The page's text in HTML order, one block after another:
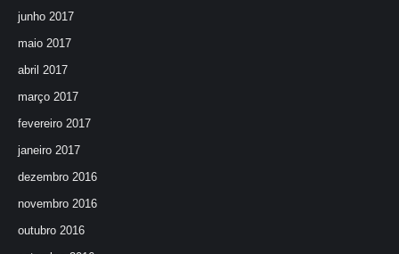
junho 2017
maio 2017
abril 2017
março 2017
fevereiro 2017
janeiro 2017
dezembro 2016
novembro 2016
outubro 2016